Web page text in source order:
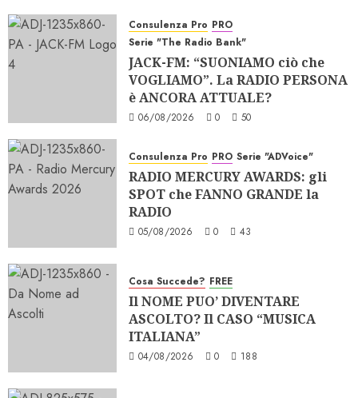
Consulenza Pro PRO
Serie "The Radio Bank"
JACK-FM: “SUONIAMO ciò che
VOGLIAMO”. La RADIO PERSONA
è ANCORA ATTUALE?
06/08/2026 0 50
Consulenza Pro PRO Serie "ADVoice"
RADIO MERCURY AWARDS: gli
SPOT che FANNO GRANDE la
RADIO
05/08/2026 0 43
Cosa Succede? FREE
Il NOME PUO’ DIVENTARE
ASCOLTO? Il CASO “MUSICA
ITALIANA”
04/08/2026 0 188